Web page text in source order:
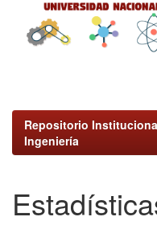
Repositorio
Ingeniería